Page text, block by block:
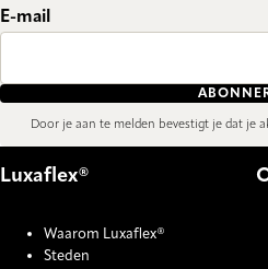
E-mail
Door je aan te melden bevestigt je dat je
Luxaflex®
Waarom Luxaflex®
Steden